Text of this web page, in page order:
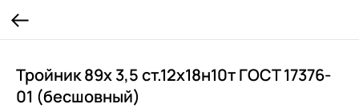
Тройник 89х 3,5 ст.12х18н10т ГОСТ 17376-
01 (бесшовный)